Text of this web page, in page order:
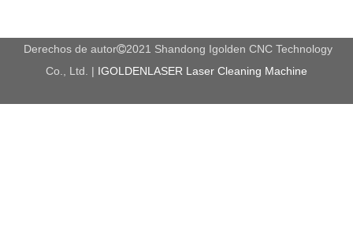
Potencia (no incluye el husillo): 800w
Motores de trabajo: paso a paso
Tensión de trabajo: AC220V / 50 / 60Hz
Derechos de autor2021 Shandong Igolden CNC Technology
Co., Ltd. | IGOLDENLASER Laser Cleaning Machine